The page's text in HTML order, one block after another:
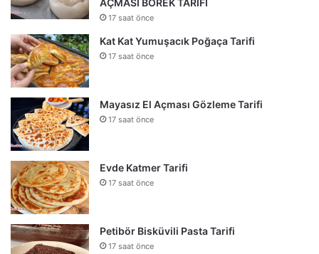
17 saat önce
Kat Kat Yumuşacık Poğaça Tarifi
17 saat önce
Mayasız El Açması Gözleme Tarifi
17 saat önce
Evde Katmer Tarifi
17 saat önce
Petibör Bisküvili Pasta Tarifi
17 saat önce